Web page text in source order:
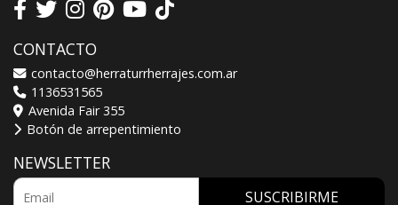
CONTACTO
contacto@herraturrherrajes.com.ar
1136531565
Avenida Fair 355
Botón de arrepentimiento
NEWSLETTER
SUSCRIBIRME